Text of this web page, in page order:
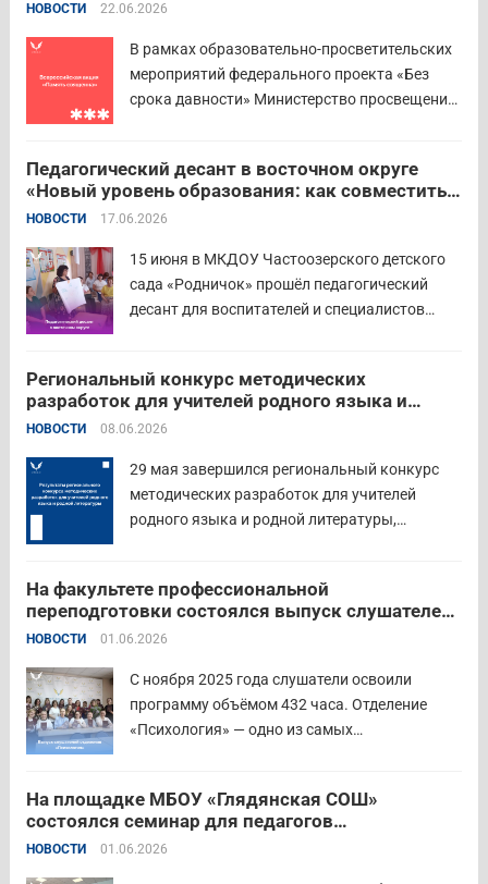
инвестиций. В Курганской области
филиал Финуниверситета. 16 семей-
победителей... Читать дальше
НОВОСТИ 22.06.2026
В рамках образовательно-просветительских
мероприятий федерального проекта «Без
срока давности» Министерство просвещения
проводят всероссийскую акцию «Память
священна». 22 июня 2026 года Россия
отмечает 85-ю годовщину начала Великой
Педагогический десант в восточном округе
«Новый уровень образования: как совместить
качество и эффективность»
НОВОСТИ 17.06.2026
15 июня в МКДОУ Частоозерского детского
сада «Родничок» прошёл педагогический
десант для воспитателей и специалистов
педагогов восточного округа для повышения
профессиональных компетенций и
знакомства с актуальными подходами к
Региональный конкурс методических
разработок для учителей родного языка и
родной литературы
НОВОСТИ 08.06.2026
29 мая завершился региональный конкурс
методических разработок для учителей
родного языка и родной литературы,
инновационными подходами в преподавании
родного языка и родной литературы. Цели
конкурса: — выявление и распространение
передового педагогического...
На факультете профессиональной
переподготовки состоялся выпуск слушателей
отделения «Психология»
НОВОСТИ 01.06.2026
С ноября 2025 года слушатели освоили
программу объёмом 432 часа. Отделение
«Психология» — одно из самых
квалифицированных педагогов-психологов в
общеобразовательных организациях. Все
выпускники успешно прошли итоговую
аттестацию в форме экзамена и получили
На площадке МБОУ «Глядянская СОШ»
состоялся семинар для педагогов
Центрального образовательного округа
НОВОСТИ 01.06.2026